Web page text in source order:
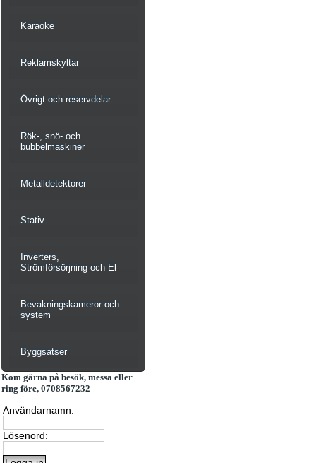
Karaoke
Reklamskyltar
Övrigt och reservdelar
Rök-, snö- och
bubbelmaskiner
Metalldetektorer
Stativ
Inverters,
Strömförsörjning och El
Bevakningskameror och
system
Byggsatser
Kom gärna på besök, messa eller
ring före, 0708567232
Användarnamn:
Lösenord: